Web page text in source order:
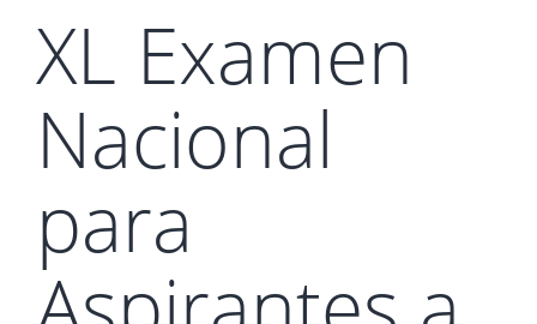
XL Examen
Nacional
para